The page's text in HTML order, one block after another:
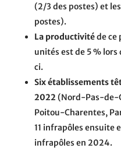
(2/3 des postes) et
postes).
La productivitéde ce
unités est de 5 %
ci.
Six établissements
2022 (Nord-Pas-de-
Poitou-Charentes,
11 infrapôles ensuite
infrapôles en 2024.